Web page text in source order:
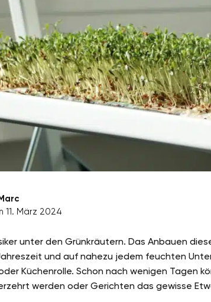
11. März 2024
unter den Grünkräutern. Das Anbauen
und auf nahezu jedem feuchten
Küchenrolle. Schon nach wenigen Tagen
werden oder Gerichten das gewisse